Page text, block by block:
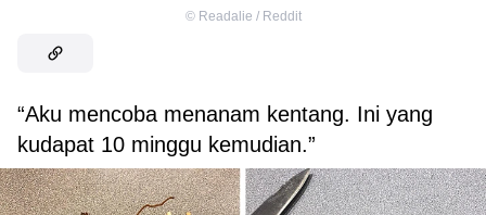
© Readalie / Reddit
“Aku mencoba menanam kentang. Ini yang
kudapat 10 minggu kemudian.”